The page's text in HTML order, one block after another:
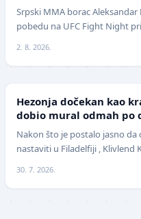
Srpski MMA borac
pobedu na UFC Fight Night
2. 8. 2026.
Hezonja dočekan kao
dobio mural odmah po
Nakon što je postalo jasno da
nastaviti u Filadelfiji , Klivlend
30. 7. 2026.